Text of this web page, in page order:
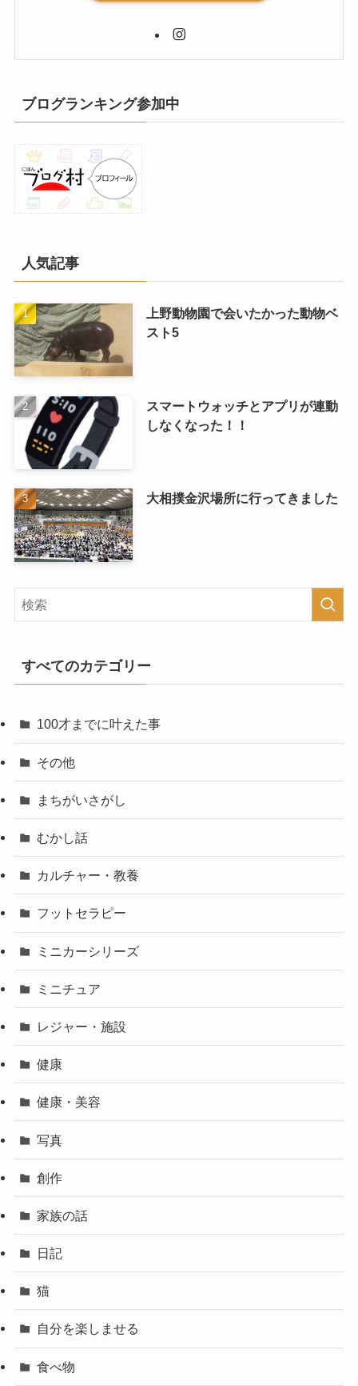
ブログランキング参加中
人気記事
上野動物園で会いたかった動物ベ
スト5
スマートウォッチとアプリが連動
しなくなった！！
大相撲金沢場所に行ってきました
すべてのカテゴリー
100才までに叶えた事
その他
まちがいさがし
むかし話
カルチャー・教養
フットセラピー
ミニカーシリーズ
ミニチュア
レジャー・施設
健康
健康・美容
写真
創作
家族の話
日記
猫
自分を楽しませる
食べ物